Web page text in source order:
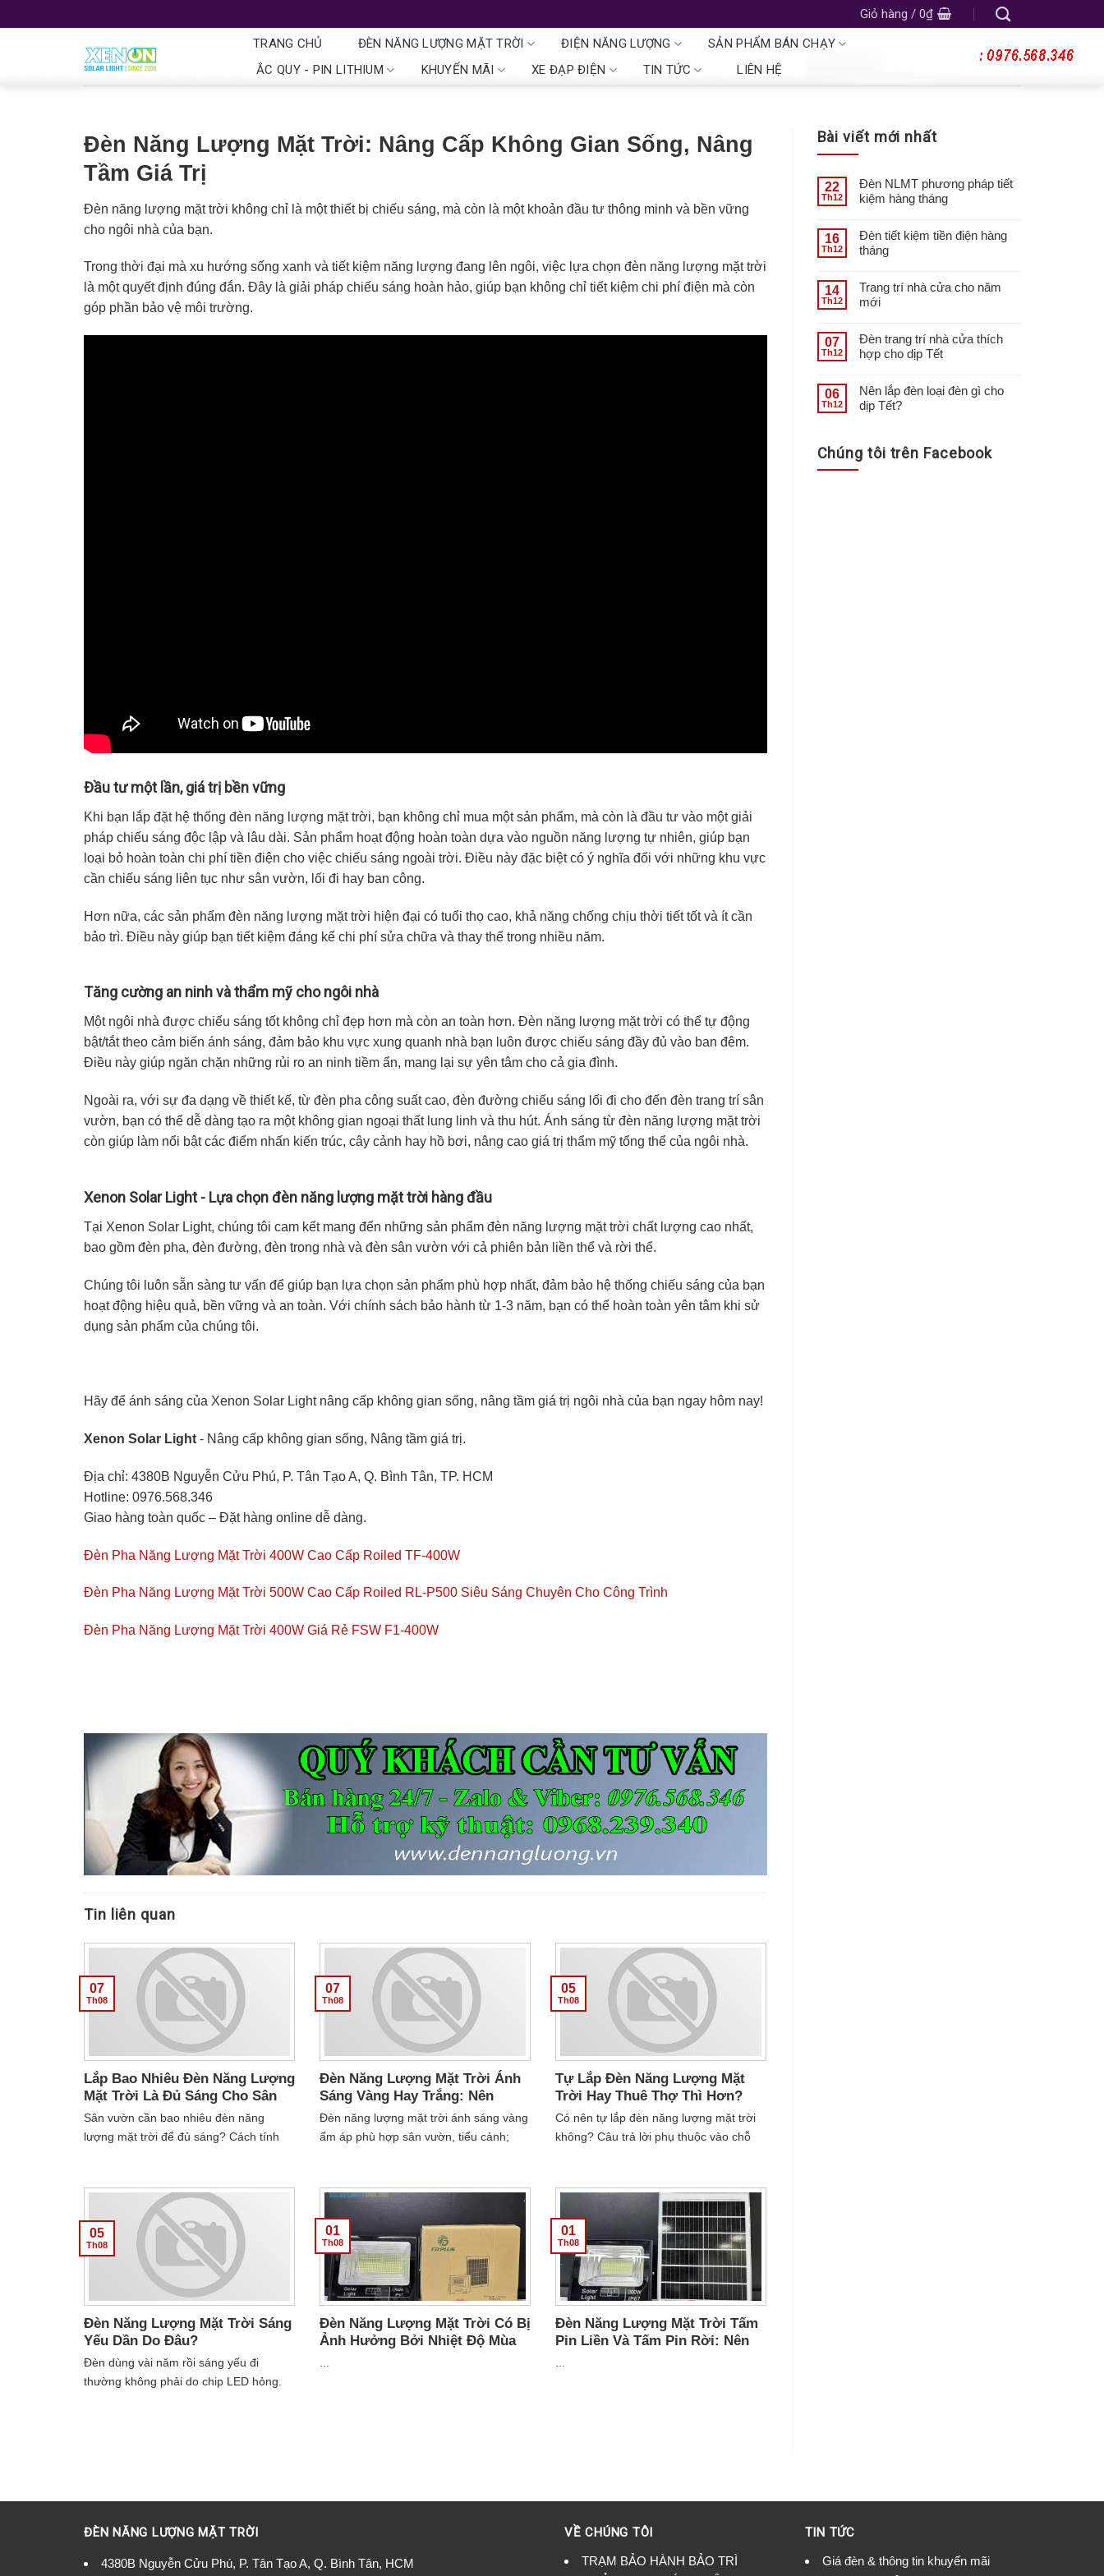
Giỏ hàng / 0₫
TRANG CHỦ
ĐÈN NĂNG LƯỢNG MẶT TRỜI ĐIỆN NĂNG LƯỢNG
SẢN PHẨM BÁN CHẠY
ẮC QUY - PIN LITHIUM
KHUYẾN MÃI XE ĐẠP ĐIỆN TIN TỨC LIÊN HỆ
Đèn Năng Lượng Mặt Trời: Nâng Cấp Không Gian Sống, Nâng
Tầm Giá Trị
Đèn năng lượng mặt trời không chỉ là một thiết bị chiếu sáng, mà còn là một khoản đầu tư thông minh và bền vững
cho ngôi nhà của bạn.
Trong thời đại mà xu hướng sống xanh và tiết kiệm năng lượng đang lên ngôi, việc lựa chọn đèn năng lượng mặt trời
là một quyết định đúng đắn. Đây là giải pháp chiếu sáng hoàn hảo, giúp bạn không chỉ tiết kiệm chi phí điện mà còn
góp phần bảo vệ môi trường.
Đầu tư một lần, giá trị bền vững
Khi bạn lắp đặt hệ thống đèn năng lượng mặt trời, bạn không chỉ mua một sản phẩm, mà còn là đầu tư vào một giải
pháp chiếu sáng độc lập và lâu dài. Sản phẩm hoạt động hoàn toàn dựa vào nguồn năng lượng tự nhiên, giúp bạn
loại bỏ hoàn toàn chi phí tiền điện cho việc chiếu sáng ngoài trời. Điều này đặc biệt có ý nghĩa đối với những khu vực
cần chiếu sáng liên tục như sân vườn, lối đi hay ban công.
Hơn nữa, các sản phẩm đèn năng lượng mặt trời hiện đại có tuổi thọ cao, khả năng chống chịu thời tiết tốt và ít cần
bảo trì. Điều này giúp bạn tiết kiệm đáng kể chi phí sửa chữa và thay thế trong nhiều năm.
Tăng cường an ninh và thẩm mỹ cho ngôi nhà
Một ngôi nhà được chiếu sáng tốt không chỉ đẹp hơn mà còn an toàn hơn. Đèn năng lượng mặt trời có thể tự động
bật/tắt theo cảm biến ánh sáng, đảm bảo khu vực xung quanh nhà bạn luôn được chiếu sáng đầy đủ vào ban đêm.
Điều này giúp ngăn chặn những rủi ro an ninh tiềm ẩn, mang lại sự yên tâm cho cả gia đình.
Ngoài ra, với sự đa dạng về thiết kế, từ đèn pha công suất cao, đèn đường chiếu sáng lối đi cho đến đèn trang trí sân
vườn, bạn có thể dễ dàng tạo ra một không gian ngoại thất lung linh và thu hút. Ánh sáng từ đèn năng lượng mặt trời
còn giúp làm nổi bật các điểm nhấn kiến trúc, cây cảnh hay hồ bơi, nâng cao giá trị thẩm mỹ tổng thể của ngôi nhà.
Xenon Solar Light - Lựa chọn đèn năng lượng mặt trời hàng đầu
Tại Xenon Solar Light, chúng tôi cam kết mang đến những sản phẩm đèn năng lượng mặt trời chất lượng cao nhất,
bao gồm đèn pha, đèn đường, đèn trong nhà và đèn sân vườn với cả phiên bản liền thể và rời thể.
Chúng tôi luôn sẵn sàng tư vấn để giúp bạn lựa chọn sản phẩm phù hợp nhất, đảm bảo hệ thống chiếu sáng của bạn
hoạt động hiệu quả, bền vững và an toàn. Với chính sách bảo hành từ 1-3 năm, bạn có thể hoàn toàn yên tâm khi sử
dụng sản phẩm của chúng tôi.
Hãy để ánh sáng của Xenon Solar Lightnâng cấp không gian sống, nâng tầm giá trị ngôi nhà của bạn ngay hôm nay!
Xenon Solar Light - Nâng cấp không gian sống, Nâng tầm giá trị.
Địa chỉ: 4380B Nguyễn Cửu Phú, P. Tân Tạo A, Q. Bình Tân, TP. HCM
Hotline: 0976.568.346
Giao hàng toàn quốc – Đặt hàng online dễ dàng.
Đèn Pha Năng Lượng Mặt Trời 400W Cao Cấp Roiled TF-400W
Đèn Pha Năng Lượng Mặt Trời 500W Cao Cấp Roiled RL-P500 Siêu Sáng Chuyên Cho Công Trình
Đèn Pha Năng Lượng Mặt Trời 400W Giá Rẻ FSW F1-400W
Tin liên quan
Lắp Bao Nhiêu Đèn Năng Lượng
Mặt Trời Là Đủ Sáng Cho Sân
Vườn?
Sân vườn cần bao nhiêu đèn năng
lượng mặt trời để đủ sáng? Cách tính
07
Th08
Đèn Năng Lượng Mặt Trời Ánh
Sáng Vàng Hay Trắng: Nên
Chọn Loại Nào?
Đèn năng lượng mặt trời ánh sáng vàng
ấm áp phù hợp sân vườn, tiểu cảnh;
vực....
07
Th08
Tự Lắp Đèn Năng Lượng Mặt
Trời Hay Thuê Thợ Thì Hơn?
Có nên tự lắp đèn năng lượng mặt trời
không? Câu trả lời phụ thuộc vào chỗ
nào tự làm được, trường hợp nào nên
05
Th08
Đèn Năng Lượng Mặt Trời Sáng
Yếu Dần Do Đâu?
Đèn dùng vài năm rồi sáng yếu đi
thường không phải do chip LED hỏng.
05
Th08
Đèn Năng Lượng Mặt Trời Có Bị
Ảnh Hưởng Bởi Nhiệt Độ Mùa
01
Th08
Đèn Năng Lượng Mặt Trời Tấm
Pin Liền Và Tấm Pin Rời: Nên
01
Th08
Bài viết mới nhất
22
Th12
Đèn NLMT phương pháp tiết
kiệm hàng tháng
16
Th12
Đèn tiết kiệm tiền điện hàng
tháng
14
Th12
Trang trí nhà cửa cho năm
mới
07
Th12
Đèn trang trí nhà cửa thích
hợp cho dịp Tết
06
Th12
Nên lắp đèn loại đèn gì cho
dịp Tết?
Chúng tôi trên Facebook
ĐÈN NĂNG LƯỢNG MẶT TRỜI
4380B Nguyễn Cửu Phú, P. Tân Tạo A, Q. Bình Tân, HCM
VỀ CHÚNG TÔI
TRẠM BẢO HÀNH BẢO TRÌ
TIN TỨC
Giá đèn & thông tin khuyến mãi